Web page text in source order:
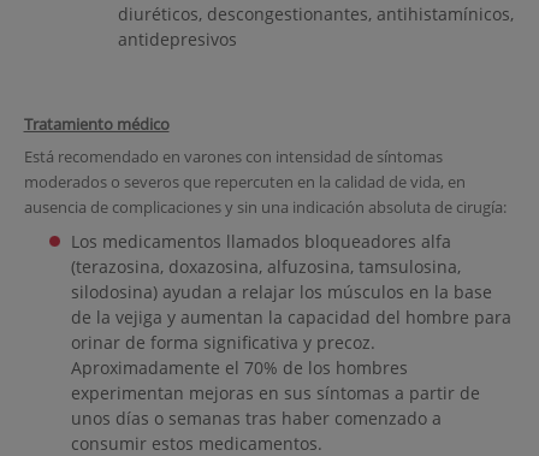
diuréticos, descongestionantes, antihistamínicos,
antidepresivos
Tratamiento médico
Está recomendado en varones con intensidad de síntomas
moderados o severos que repercuten en la calidad de vida, en
ausencia de complicaciones y sin una indicación absoluta de cirugía:
Los medicamentos llamados bloqueadores alfa
(terazosina, doxazosina, alfuzosina, tamsulosina,
silodosina) ayudan a relajar los músculos en la base
de la vejiga y aumentan la capacidad del hombre para
orinar de forma significativa y precoz.
Aproximadamente el 70% de los hombres
experimentan mejoras en sus síntomas a partir de
unos días o semanas tras haber comenzado a
consumir estos medicamentos.